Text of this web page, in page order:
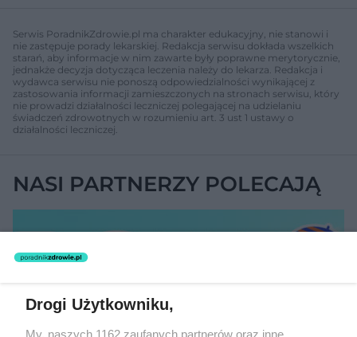
Serwis PoradnikZdrowie.pl ma charakter edukacyjny, nie stanowi i
nie zastępuje porady lekarskiej. Redakcja serwisu dokłada wszelkich
starań, aby informacje w nim zawarte były poprawne merytorycznie,
jednakże decyzja dotycząca leczenia należy do lekarza. Redakcja i
wydawca serwisu nie ponoszą odpowiedzialności wynikającej z
zastosowania informacji zamieszczonych na stronach serwisu, który
nie prowadzi działalności leczniczej polegającej na udzielaniu
świadczeń zdrowotnych w rozumieniu art. 3 ust 1 ustawy o
działalności leczniczej.
NASI PARTNERZY POLECAJĄ
Drogi Użytkowniku,
My, naszych 1162 zaufanych partnerów oraz inne